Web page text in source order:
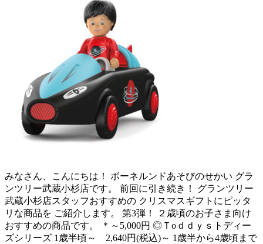
みなさん、こんにちは！ ボーネルンドあそびのせかい グラ
ンツリー武蔵小杉店です。 前回に引き続き！ グランツリー
武蔵小杉店スタッフおすすめの クリスマスギフトにピッタ
リな商品を ご紹介します。 第3弾！ ２歳頃のお子さま向け
おすすめの商品です。 ＊～5,000円 ◎Ｔoｄｄｙｓトディー
ズシリーズ 1歳半頃～ 2,640円(税込)～ 1歳半から4歳頃まで